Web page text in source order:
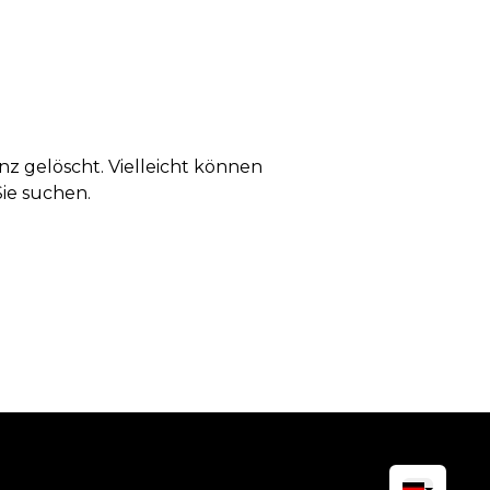
gelöscht. Vielleicht können
suchen.